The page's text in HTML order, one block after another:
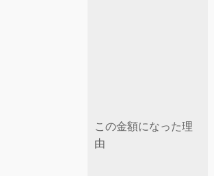
この金額になった理
由